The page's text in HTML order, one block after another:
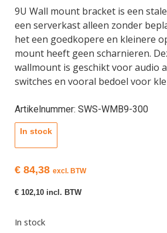
9U Wall mount bracket is een
een serverkast alleen zonder
het een goedkopere en kleinere
mount heeft geen scharnieren.
wallmount is geschikt voor audio
switches en vooral bedoel voor
Artikelnummer: SWS-WMB9-300
In stock
€ 84,38 excl. BTW
€ 102,10 incl. BTW
In stock